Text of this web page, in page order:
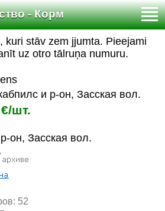
- Корм
kuri stāv zem jjumta. Pieejami
uz otro tālruņa numuru.
и р-он, Засская вол.
шт.
он, Засская вол.
52